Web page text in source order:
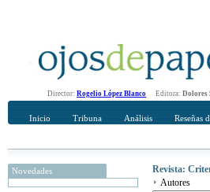
Director: Rogelio López Blanco Editora: Dolores
Inicio Tribuna Análisis Reseñas
Novedades
Revista:
Autores